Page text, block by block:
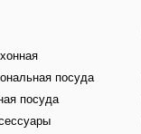
посуда
посуда